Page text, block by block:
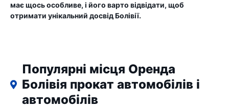
має щось особливе, і його варто відвідати, щоб
отримати унікальний досвід Болівії.
Популярні місця Оренда
Болівія прокат автомобілів і
автомобілів